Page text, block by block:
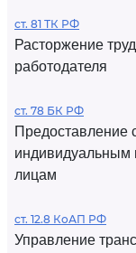
ст. 81 ТК РФ
Расторжение
работодателя
ст. 78 БК РФ
Предоставление
индивидуальным
лицам
ст. 12.8 КоАП РФ
Управление